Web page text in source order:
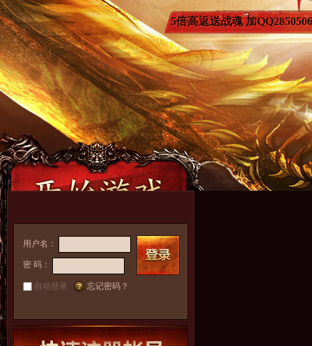
5倍高返送战魂 加
用户名：
密 码：
自动登录 忘记密码？